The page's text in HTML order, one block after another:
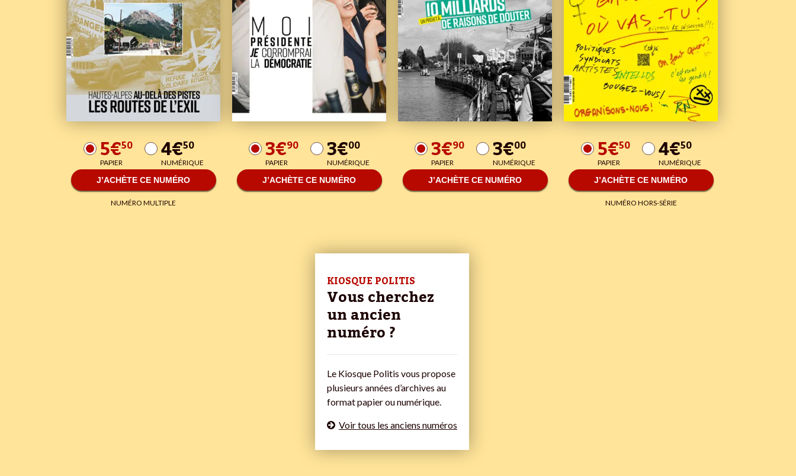
5€50
PAPIER 4€50
NUMÉRIQUE
J’ACHÈTE CE NUMÉRO
NUMÉRO MULTIPLE
3€90
PAPIER 3€00
NUMÉRIQUE
J’ACHÈTE CE NUMÉRO
3€90
PAPIER 3€00
NUMÉRIQUE
J’ACHÈTE CE NUMÉRO
5€50
PAPIER 4€50
NUMÉRIQUE
J’ACHÈTE CE NUMÉRO
NUMÉRO HORS-SÉRIE
KIOSQUE POLITIS
Vous cherchez
un ancien
numéro ?
Le Kiosque Politis vous propose
plusieurs années d’archives au
format papier ou numérique.
Voir tous les anciens numéros